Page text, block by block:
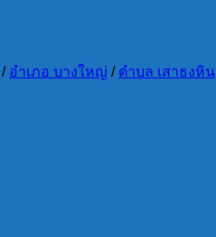
/ อำเภอ บางใหญ่ / ตำบล เสาธงหิน